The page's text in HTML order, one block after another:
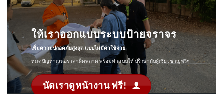
ให้เราออกแบบระบบป้ายจราจร
เพิ่มความปลอดภัยสูงสุด แบบไม่มีค่าใช้จ่าย
หมดปัญหาเสนอราคาผิดพลาด พร้อมทำแบบให้ ปรึกษากับผู้เชี่ยวชาญฟรีๆ
นัดเราดูหน้างาน ฟรี!